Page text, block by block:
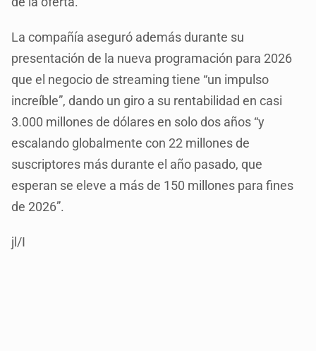
La compañía aseguró además durante su
presentación de la nueva programación para 2026
que el negocio de streaming tiene “un impulso
increíble”, dando un giro a su rentabilidad en casi
3.000 millones de dólares en solo dos años “y
escalando globalmente con 22 millones de
suscriptores más durante el año pasado, que
esperan se eleve a más de 150 millones para fines
de 2026”.
jl/I